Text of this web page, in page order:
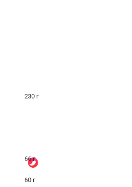
230 г
66 г
60 г